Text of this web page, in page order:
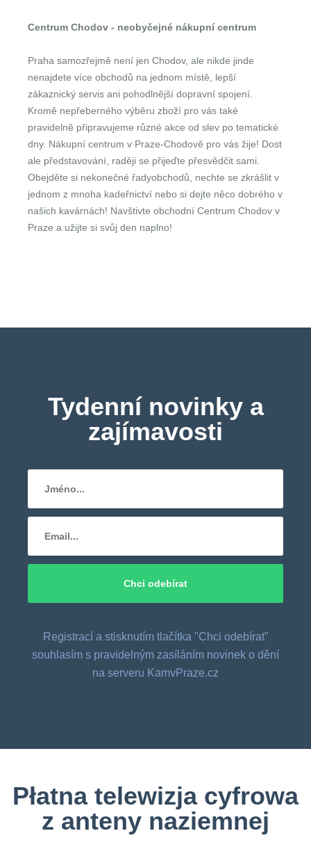
Centrum Chodov - neobyčejné nákupní centrum
Praha samozřejmě není jen Chodov, ale nikde jinde
nenajdete více obchodů na jednom místě, lepší
zákaznický servis ani pohodlnější dopravní spojení.
Kromě nepřeberného výběru zboží pro vás také
pravidelně připravujeme různé akce od slev po tematické
dny. Nákupní centrum v Praze-Chodově pro vás žije! Dost
ale představování, raději se přijeďte přesvědčit sami.
Obejděte si nekonečné řadyobchodů, nechte se zkrášlit v
jednom z mnoha kadeřnictví nebo si dejte něco dobrého v
našich kavárnách! Navštivte obchodní Centrum Chodov v
Praze a užijte si svůj den naplno!
Tydenní novinky a
zajímavosti
Registrací a stisknutím tlačítka "Chci odebírat"
souhlasím s pravidelným zasíláním novinek o dění
na serveru KamvPraze.cz
Płatna telewizja cyfrowa
z anteny naziemnej